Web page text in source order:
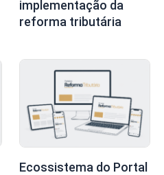
implementação da
reforma tributária
Ecossistema do Portal